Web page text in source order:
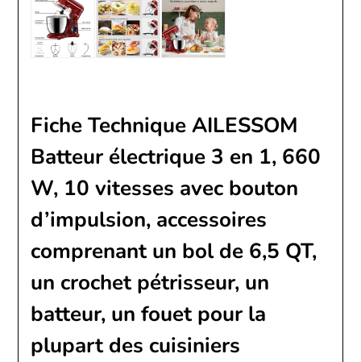
Fiche Technique AILESSOM
Batteur électrique 3 en 1, 660
W, 10 vitesses avec bouton
d’impulsion, accessoires
comprenant un bol de 6,5 QT,
un crochet pétrisseur, un
batteur, un fouet pour la
plupart des cuisiniers